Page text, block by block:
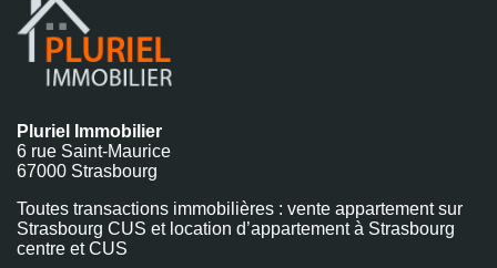
Pluriel Immobilier
6 rue Saint-Maurice
67000 Strasbourg
Toutes transactions immobilières : vente appartement sur
Strasbourg CUS et location d’appartement à Strasbourg
centre et CUS